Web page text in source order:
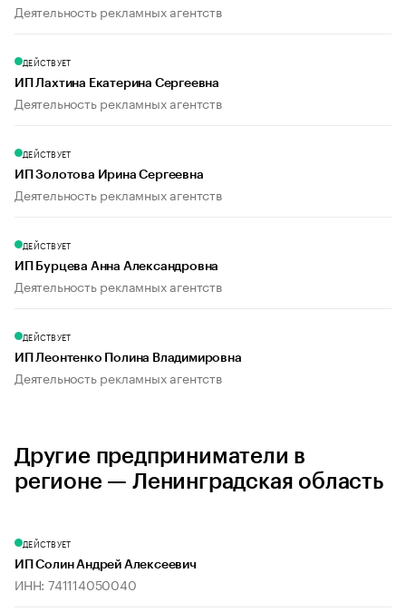
Деятельность рекламных агентств
ДЕЙСТВУЕТ
ИП Лахтина Екатерина Сергеевна
Деятельность рекламных агентств
ДЕЙСТВУЕТ
ИП Золотова Ирина Сергеевна
Деятельность рекламных агентств
ДЕЙСТВУЕТ
ИП Бурцева Анна Александровна
Деятельность рекламных агентств
ДЕЙСТВУЕТ
ИП Леонтенко Полина Владимировна
Деятельность рекламных агентств
Другие предприниматели в
регионе — Ленинградская область
ДЕЙСТВУЕТ
ИП Солин Андрей Алексеевич
ИНН: 741114050040